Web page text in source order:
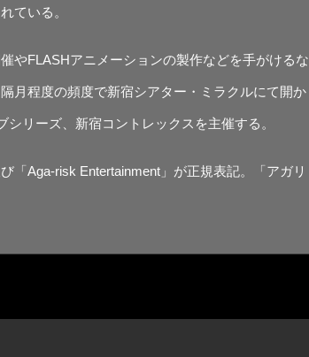
ている。
やFLASHアニメーションの製作などを手がけるな
月程度の頻度で新宿シアター・ミラクルにて開か
リーズ、新宿コントレックスを主催する。
「Aga-risk Entertainment」が正規表記。「アガリ